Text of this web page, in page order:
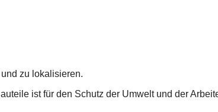
zu lokalisieren.
ist für den Schutz der Umwelt und der